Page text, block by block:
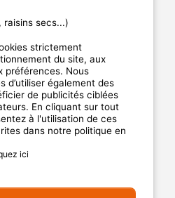
MyCamping.com
100% sécurisé
disponible et dédié
référencés
aux meilleur prix
secs...)
strictement
du site, aux
préférences. Nous
d’utiliser également des
de publicités ciblées
En cliquant sur tout
à l'utilisation de ces
dans notre politique en
ici